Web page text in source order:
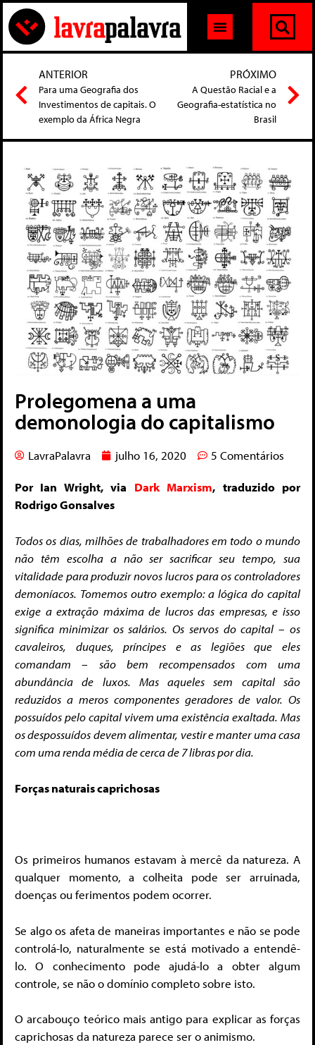
ANTERIOR
Para uma Geografia dos
Investimentos de capitais. O
exemplo da África Negra
PRÓXIMO
A Questão Racial e a
Geografia-estatística no
Brasil
Prolegomena a uma
demonologia do capitalismo
LavraPalavra julho 16, 2020 5 Comentários
Por Ian Wright, via Dark Marxism, traduzido por
Rodrigo Gonsalves
Todos os dias, milhões de trabalhadores em todo o mundo
não têm escolha a não ser sacrificar seu tempo, sua
vitalidade para produzir novos lucros para os controladores
demoníacos. Tomemos outro exemplo: a lógica do capital
exige a extração máxima de lucros das empresas, e isso
significa minimizar os salários. Os servos do capital – os
cavaleiros, duques, príncipes e as legiões que eles
comandam – são bem recompensados ​​com uma
abundância de luxos. Mas aqueles sem capital são
reduzidos a meros componentes geradores de valor. Os
possuídos pelo capital vivem uma existência exaltada. Mas
os despossuídos devem alimentar, vestir e manter uma casa
com uma renda média de cerca de 7 libras por dia.
Forças naturais caprichosas
Os primeiros humanos estavam à mercê da natureza. A
qualquer momento, a colheita pode ser arruinada,
doenças ou ferimentos podem ocorrer.
Se algo os afeta de maneiras importantes e não se pode
controlá-lo, naturalmente se está motivado a entendê-
lo. O conhecimento pode ajudá-lo a obter algum
controle, se não o domínio completo sobre isto.
O arcabouço teórico mais antigo para explicar as forças
caprichosas da natureza parece ser o animismo.